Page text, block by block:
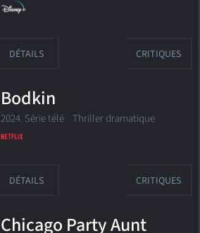
DÉTAILS CRITIQUES
Bodkin
2024. Série télé Thriller dramatique
DÉTAILS CRITIQUES
Chicago Party Aunt